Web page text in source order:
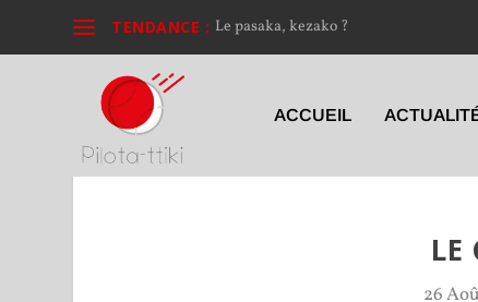
TENDANCE : Le pasaka, kezako ?
ACCUEIL
LE
26